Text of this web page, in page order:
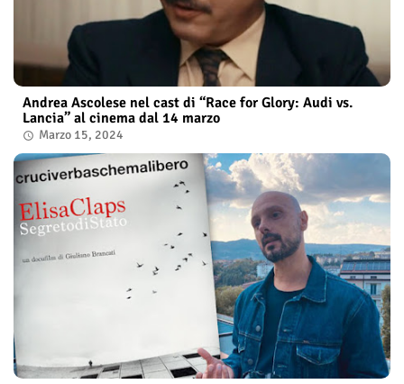
Andrea Ascolese nel cast di “Race for Glory: Audi vs.
Lancia” al cinema dal 14 marzo
Marzo 15, 2024